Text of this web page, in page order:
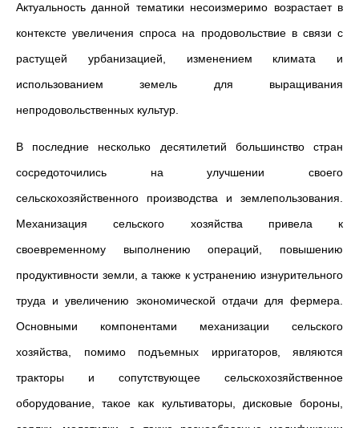
Актуальность данной тематики несоизмеримо возрастает в
контексте увеличения спроса на продовольствие в связи с
растущей урбанизацией, изменением климата и
использованием земель для выращивания
непродовольственных культур.
В последние несколько десятилетий большинство стран
сосредоточились на улучшении своего
сельскохозяйственного производства и землепользования.
Механизация сельского хозяйства привела к
своевременному выполнению операций, повышению
продуктивности земли, а также к устранению изнурительного
труда и увеличению экономической отдачи для фермера.
Основными компонентами механизации сельского
хозяйства, помимо подъемных ирригаторов, являются
тракторы и сопутствующее сельскохозяйственное
оборудование, такое как культиваторы, дисковые бороны,